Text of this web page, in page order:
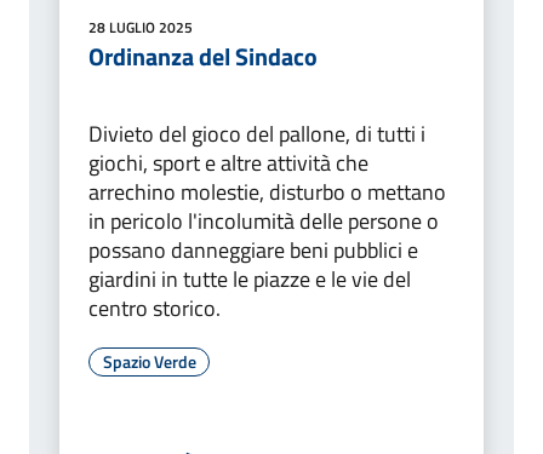
28 LUGLIO 2025
Ordinanza del Sindaco
Divieto del gioco del pallone, di tutti i
giochi, sport e altre attività che
arrechino molestie, disturbo o mettano
in pericolo l'incolumità delle persone o
possano danneggiare beni pubblici e
giardini in tutte le piazze e le vie del
centro storico.
Spazio Verde